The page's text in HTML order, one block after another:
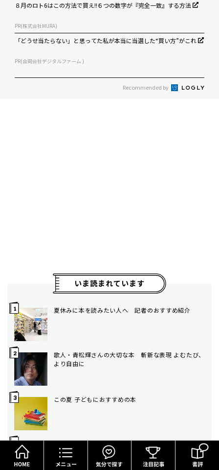
８月のロト6はこの方法で買え!!６つの数字が『完全一致』する方法
PR(株式会社MURA)
「どうせ当たらない」と思ってた私が本当に当選した“買い方”がこれ
PR(合同会社デジタルファーム )
Recommended by
いま読まれています
夏休みに本を読みたい人へ 記者のおすすめ紹介
歌人・青松輝さんの大切な本 斬新な表現 よむたび、
より自由に
この夏 子どもにおすすめの本
外からの声 澤田瞳子